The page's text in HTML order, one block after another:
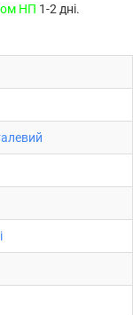
НП 1-2 дні.